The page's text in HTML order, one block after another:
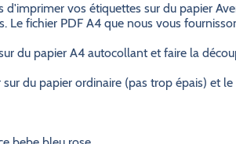
d'imprimer vos étiquettes sur du papier
Le fichier PDF A4 que nous vous
du papier A4 autocollant et faire la
du papier ordinaire (pas trop épais) et